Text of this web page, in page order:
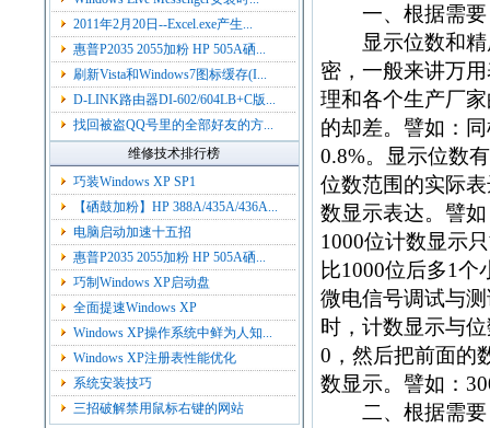
2011年2月20日--Excel.exe产生...
惠普P2035 2055加粉 HP 505A硒...
刷新Vista和Windows7图标缓存(I...
D-LINK路由器DI-602/604LB+C版...
找回被盗QQ号里的全部好友的方...
维修技术排行榜
巧装Windows XP SP1
【硒鼓加粉】HP 388A/435A/436A...
电脑启动加速十五招
惠普P2035 2055加粉 HP 505A硒...
巧制Windows XP启动盘
全面提速Windows XP
Windows XP操作系统中鲜为人知...
Windows XP注册表性能优化
系统安装技巧
三招破解禁用鼠标右键的网站
一、根据需要
显示位数和精
密，一般来讲万
理和各个生产厂
的却差。譬如：
0.8%。显示位数
位数范围的实际
数显示表达。譬
1000位计数显示
比1000位后多1
微电信号调试与
时，计数显示与
0，然后把前面的
数显示。譬如：
二、根据需要